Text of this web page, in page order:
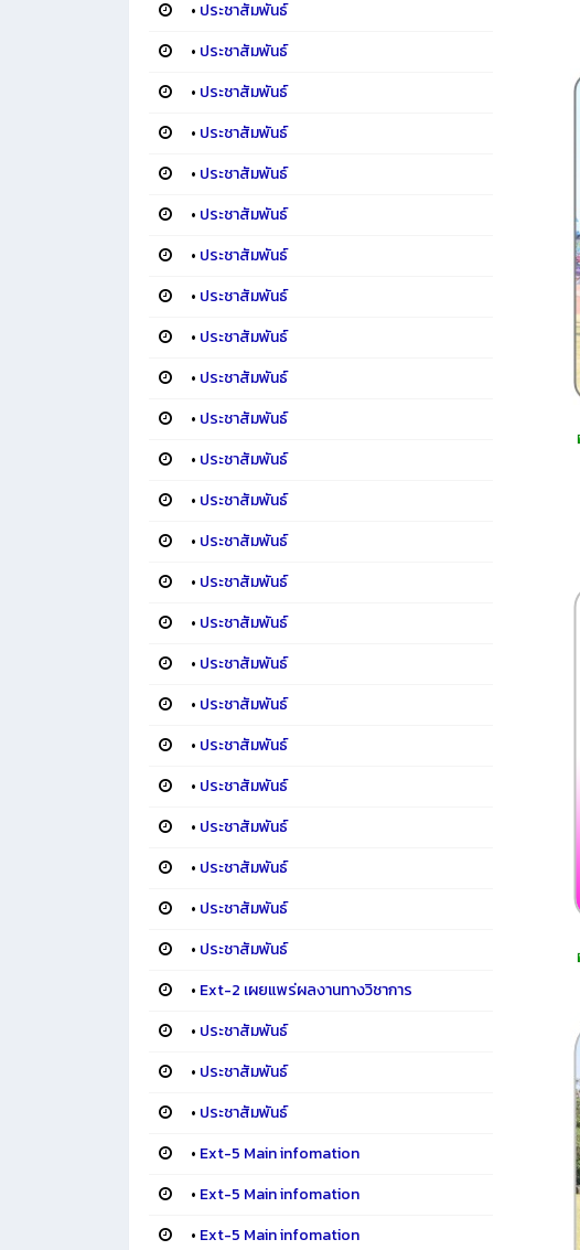
• ประชาสัมพันธ์
• ประชาสัมพันธ์
• ประชาสัมพันธ์
• ประชาสัมพันธ์
• ประชาสัมพันธ์
• ประชาสัมพันธ์
• ประชาสัมพันธ์
• ประชาสัมพันธ์
• ประชาสัมพันธ์
• ประชาสัมพันธ์
• ประชาสัมพันธ์
• ประชาสัมพันธ์
• ประชาสัมพันธ์
• ประชาสัมพันธ์
• ประชาสัมพันธ์
• ประชาสัมพันธ์
• ประชาสัมพันธ์
• ประชาสัมพันธ์
• ประชาสัมพันธ์
• ประชาสัมพันธ์
• ประชาสัมพันธ์
• ประชาสัมพันธ์
• ประชาสัมพันธ์
• ประชาสัมพันธ์
• Ext-2 เผยแพร่ผลงานทางวิชาการ
• ประชาสัมพันธ์
• ประชาสัมพันธ์
• ประชาสัมพันธ์
• Ext-5 Main infomation
• Ext-5 Main infomation
• Ext-5 Main infomation